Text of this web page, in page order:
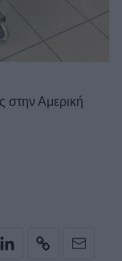
στην Αμερική